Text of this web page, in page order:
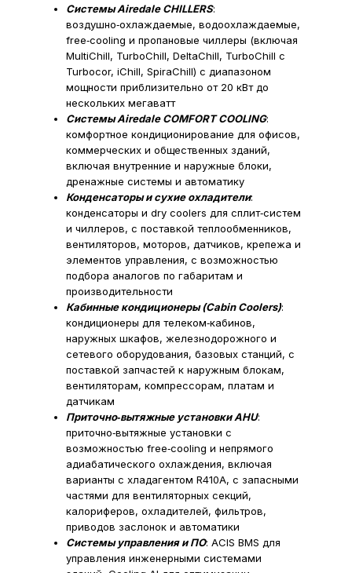
Системы Airedale CHILLERS:
воздушно‑охлаждаемые, водоохлаждаемые,
free‑cooling и пропановые чиллеры (включая
MultiChill, TurboChill, DeltaChill, TurboChill с
Turbocor, iChill, SpiraChill) с диапазоном
мощности приблизительно от 20 кВт до
нескольких мегаватт​
Системы Airedale COMFORT COOLING:
комфортное кондиционирование для офисов,
коммерческих и общественных зданий,
включая внутренние и наружные блоки,
дренажные системы и автоматику​
Конденсаторы и сухие охладители:
конденсаторы и dry coolers для сплит‑систем
и чиллеров, с поставкой теплообменников,
вентиляторов, моторов, датчиков, крепежа и
элементов управления, с возможностью
подбора аналогов по габаритам и
производительности​
Кабинные кондиционеры (Cabin Coolers):
кондиционеры для телеком‑кабинов,
наружных шкафов, железнодорожного и
сетевого оборудования, базовых станций, с
поставкой запчастей к наружным блокам,
вентиляторам, компрессорам, платам и
датчикам​
Приточно‑вытяжные установки AHU:
приточно‑вытяжные установки с
возможностью free‑cooling и непрямого
адиабатического охлаждения, включая
варианты с хладагентом R410A, с запасными
частями для вентиляторных секций,
калориферов, охладителей, фильтров,
приводов заслонок и автоматики​
Системы управления и ПО: ACIS BMS для
управления инженерными системами